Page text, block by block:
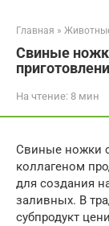
Главная »
Свиные
На чтение: 8 мин
Свиные ножки
коллагеном
для создания
заливных. В
субпродукт